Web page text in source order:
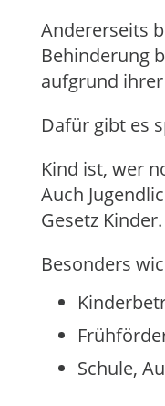
Andererseits
Behinderung
aufgrund
Dafür gibt es
Kind ist, wer
Auch
Gesetz Kinder.
Besonders
Schule,